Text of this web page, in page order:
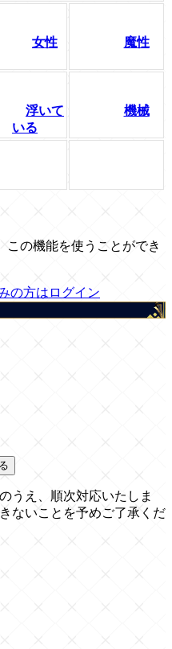
女性 魔性
浮いて
いる
機械
この機能を使うことができ
の方はログイン
うえ、順次対応いたしま
ないことを予めご了承くだ